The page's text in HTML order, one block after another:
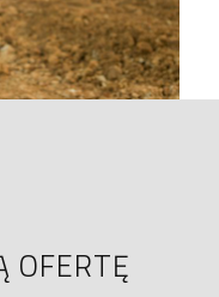
OFERTĘ